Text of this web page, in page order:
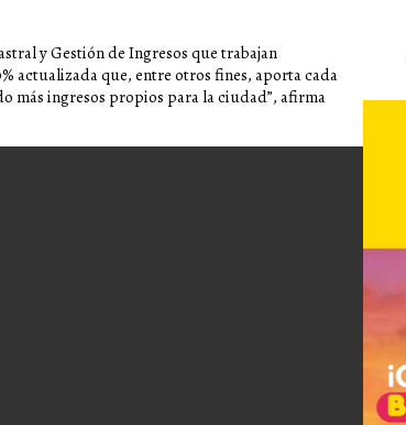
y Gestión de Ingresos que trabajan
actualizada que, entre otros fines, aporta cada
más ingresos propios para la ciudad”, afirma